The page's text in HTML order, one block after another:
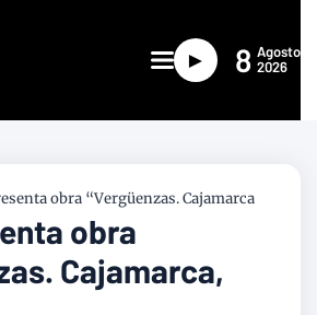
► 8 Agosto
2026
obra “Vergüenzas. Cajamarca
obra
Cajamarca,